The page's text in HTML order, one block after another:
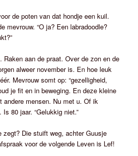
de poten van dat hondje een kuil.
mevrouw. “O ja? Een labradoodle?
Raken aan de praat. Over de zon en de
alweer november is. En hoe leuk
Mevrouw somt op: “gezelligheid,
je fit en in beweging. En deze kleine
andere mensen. Nu met u. Of ik
80 jaar. “Gelukkig niet.”
zegt? Die stuift weg, achter Guusje
voor de volgende Leven is Lef!